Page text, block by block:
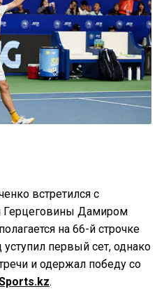
встретился с
Герцеговины Дамиром
на 66-й строчке
уступил первый сет, однако
и одержал победу со
.